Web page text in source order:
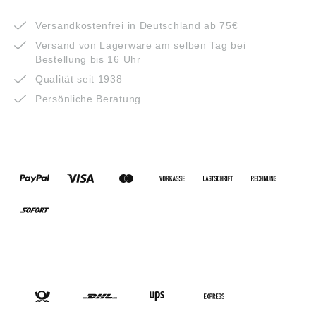
Versandkostenfrei in Deutschland ab 75€
Versand von Lagerware am selben Tag bei
Bestellung bis 16 Uhr
Qualität seit 1938
Persönliche Beratung